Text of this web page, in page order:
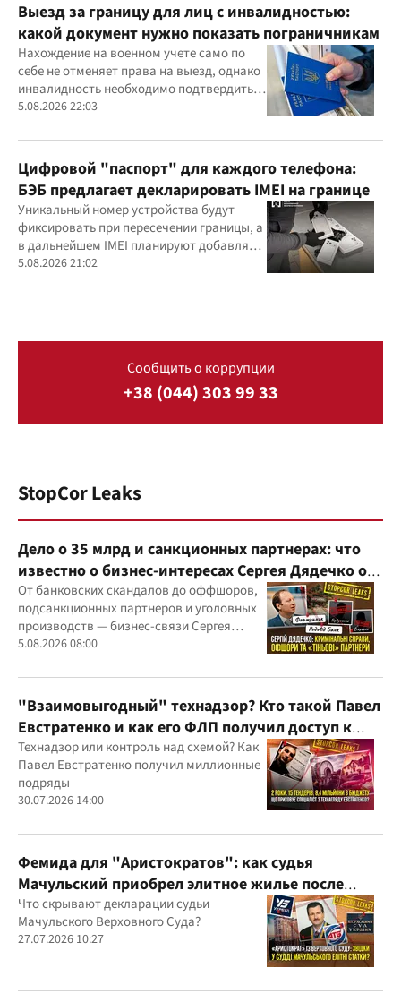
Выезд за границу для лиц с инвалидностью:
какой документ нужно показать пограничникам
Нахождение на военном учете само по
себе не отменяет права на выезд, однако
инвалидность необходимо подтвердить
документально
5.08.2026 22:03
Цифровой "паспорт" для каждого телефона:
БЭБ предлагает декларировать IMEI на границе
Уникальный номер устройства будут
фиксировать при пересечении границы, а
в дальнейшем IMEI планируют добавлять
и в фискальные чеки
5.08.2026 21:02
Сообщить о коррупции
+38 (044) 303 99 33
StopCor Leaks
Дело о 35 млрд и санкционных партнерах: что
известно о бизнес-интересах Сергея Дядечко от
"Родовид Банка" до "ФАРМАСЕЛ"
От банковских скандалов до оффшоров,
подсанкционных партнеров и уголовных
производств — бизнес-связи Сергея
Дядечко до сих пор простираются через
юрисдикций
5.08.2026 08:00
"Взаимовыгодный" технадзор? Кто такой Павел
Евстратенко и как его ФЛП получил доступ к
бюджетным миллионам?
Технадзор или контроль над схемой? Как
Павел Евстратенко получил миллионные
подряды
30.07.2026 14:00
Фемида для "Аристократов": как судья
Мачульский приобрел элитное жилье после
вердикта в пользу застройщика?
Что скрывают декларации судьи
Мачульского Верховного Суда?
27.07.2026 10:27